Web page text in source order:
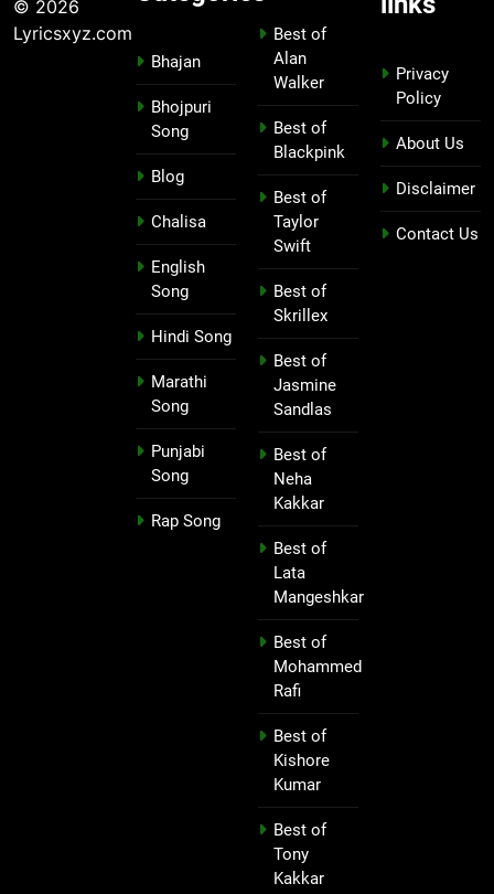
© 2026
Lyricsxyz.com
Bhajan
Bhojpuri
Song
Blog
Chalisa
English
Song
Hindi Song
Marathi
Song
Punjabi
Song
Rap Song
Best of
Alan
Walker
Best of
Blackpink
Best of
Taylor
Swift
Best of
Skrillex
Best of
Jasmine
Sandlas
Best of
Neha
Kakkar
Best of
Lata
Mangeshkar
Best of
Mohammed
Rafi
Best of
Kishore
Kumar
Best of
Tony
Kakkar
Privacy
Policy
About Us
Disclaimer
Contact Us